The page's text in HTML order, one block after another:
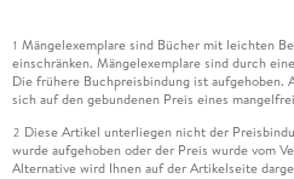
1 Mängelexemplare sind Bücher mit leichten
einschränken. Mängelexemplare sind durch
Die frühere Buchpreisbindung ist aufgehoben.
sich auf den gebundenen Preis eines
2 Diese Artikel unterliegen nicht der
wurde aufgehoben oder der Preis wurde vom
Alternative wird Ihnen auf der Artikelseite